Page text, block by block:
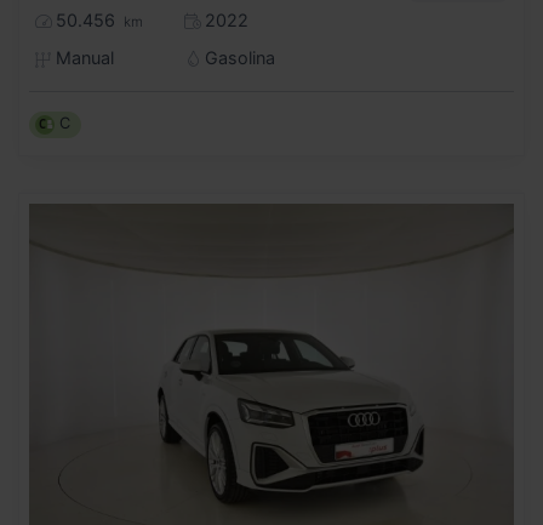
50.456 km
2022
Manual
Gasolina
C